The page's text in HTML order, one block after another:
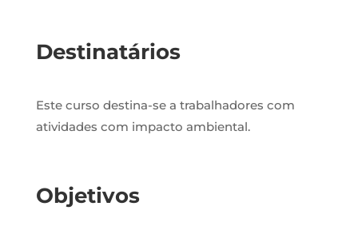
Destinatários
Este curso destina-se a trabalhadores com
atividades com impacto ambiental.
Objetivos